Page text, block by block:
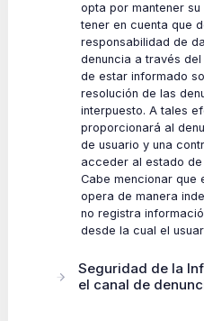
opta por mantener
tener en cuenta que
responsabilidad de
denuncia a través
de estar informado
resolución de las
interpuesto. A tales
proporcionará al
de usuario y una
acceder al estado
Cabe mencionar que
opera de manera
no registra
desde la cual el
Seguridad de la
el canal de